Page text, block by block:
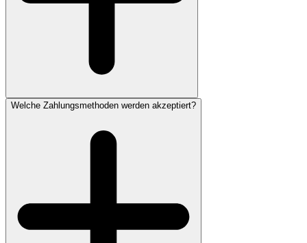
Welche Zahlungsmethoden werden akzeptiert?